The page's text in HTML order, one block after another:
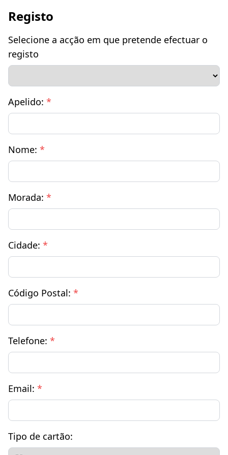
Registo
Selecione a acção em que pretende efectuar o
registo
Apelido: *
Nome: *
Morada: *
Cidade: *
Código Postal: *
Telefone: *
Email: *
Tipo de cartão: